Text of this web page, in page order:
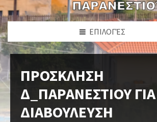
ΕΠΙΛΟΓΈΣ
ΠΡΟΣΚΛΗΣΗ
Δ_ΠΑΡΑΝΕΣΤΙΟΥ ΓΙΑ
ΔΙΑΒΟΥΛΕΥΣΗ